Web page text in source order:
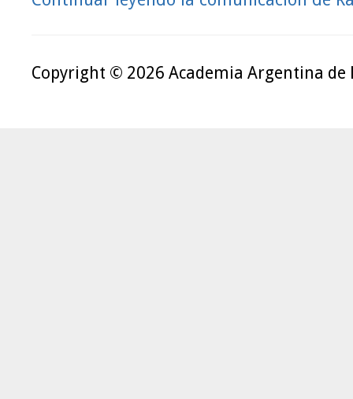
Copyright © 2026 Academia Argentina de